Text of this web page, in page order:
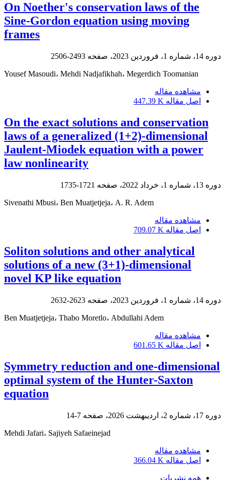
On Noether's conservation laws of the
Sine-Gordon equation using moving
frames
دوره 14، شماره 1، فروردین 2023، صفحه 2493-2506
Yousef Masoudi، Mehdi Nadjafikhah، Megerdich Toomanian
مشاهده مقاله
اصل مقاله 447.39 K
On the exact solutions and conservation
laws of a generalized (1+2)-dimensional
Jaulent-Miodek equation with a power
law nonlinearity
دوره 13، شماره 1، خرداد 2022، صفحه 1721-1735
Sivenathi Mbusi، Ben Muatjetjeja، A. R. Adem
مشاهده مقاله
اصل مقاله 709.07 K
Soliton solutions and other analytical
solutions of a new (3+1)-dimensional
novel KP like equation
دوره 14، شماره 1، فروردین 2023، صفحه 2623-2632
Ben Muatjetjeja، Thabo Moretlo، Abdullahi Adem
مشاهده مقاله
اصل مقاله 601.65 K
Symmetry reduction and one-dimensional
optimal system of the Hunter-Saxton
equation
دوره 17، شماره 2، اردیبهشت 2026، صفحه 7-14
Mehdi Jafari، Sajiyeh Safaeinejad
مشاهده مقاله
اصل مقاله 366.04 K
همه نشریات